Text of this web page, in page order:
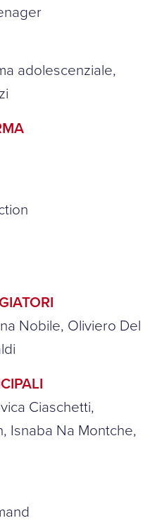
adolescenziale,
Nobile, Oliviero Del
Ciaschetti,
Isnaba Na Montche,